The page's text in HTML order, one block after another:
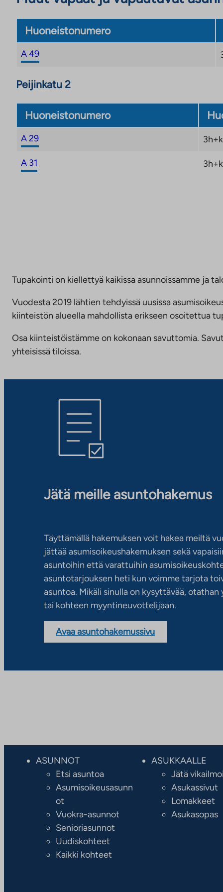
Huoneistonumero
A 49
Peijinkatu 2
Huoneistonumero
A 29
A 31
Tupakointi on kiellettyä kaikissa asunnoissamme ja
Vuodesta 2019 lähtien tehdyissä uusissa
kiinteistön alueella mahdollista erikseen osoitettua
Osa kiinteistöistämme on kokonaan savuttomia.
yhteisissä tiloissa.
Jätä meille asuntohakemus
Täyttämällä hakemuksen voit hakea meiltä
jättää asumisoikeushakemuksen sekä
asuntoihin että varattuihin
asuntotarjouksen heti kun voimme tarjota
asuntoa. Mikäli sinulla on kysyttävää,
tai kohteen myyntineuvottelijaan.
Avaa asuntohakemussivu
ASUNNOT
Etsi asuntoa
Asumisoikeusasunn
ot
Vuokra-asunnot
Senioriasunnot
Uudiskohteet
Kaikki kohteet
ASUKKAALLE
Jätä
Asukassivut
Lomakkeet
Asukasopas